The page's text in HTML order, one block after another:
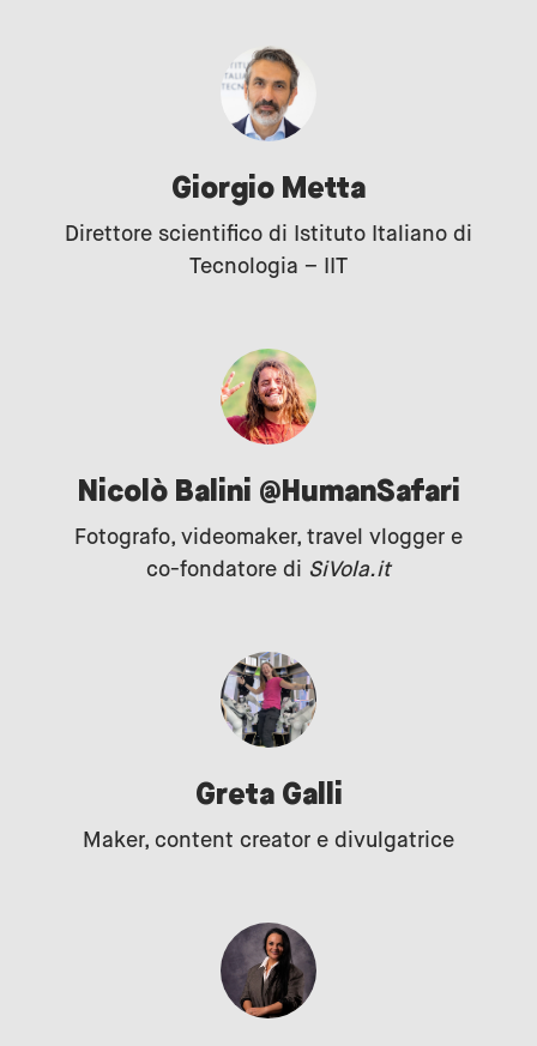
Giorgio Metta
Direttore scientifico di Istituto Italiano di
Tecnologia – IIT
Nicolò Balini @HumanSafari
Fotografo, videomaker, travel vlogger e
co-fondatore di SiVola.it
Greta Galli
Maker, content creator e divulgatrice